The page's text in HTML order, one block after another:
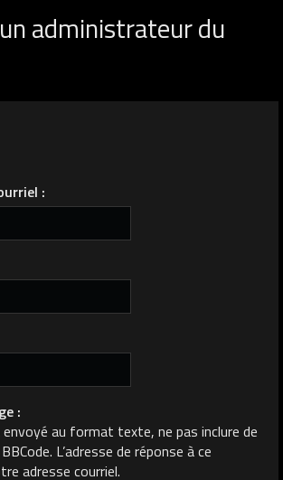
administrateur du
:
:
envoyé au format texte, ne pas inclure de
L’adresse de réponse à ce
adresse courriel.